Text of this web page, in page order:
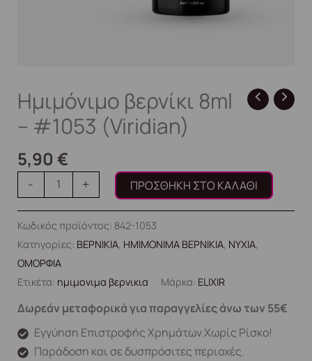
Ημιμόνιμο βερνίκι 8ml
– #1053 (Viridian)
5,90 €
- + ΠΡΟΣΘΉΚΗ ΣΤΟ ΚΑΛΆΘΙ
Κωδικός προϊόντος: 842-1053
Κατηγορίες: ΒΕΡΝΙΚΙΑ, ΗΜΙΜΟΝΙΜΑ ΒΕΡΝΙΚΙΑ, ΝΥΧΙΑ,
ΟΜΟΡΦΙΑ
Ετικέτα: ημιμονιμα βερνικια Μάρκα: ELIXIR
Δωρεάν μεταφορικά για παραγγελίες άνω των 55€
Εγγύηση Επιστροφής Χρημάτων Χωρίς Ρίσκο!
Παράδοση και σε δυσπρόσιτες περιοχές.